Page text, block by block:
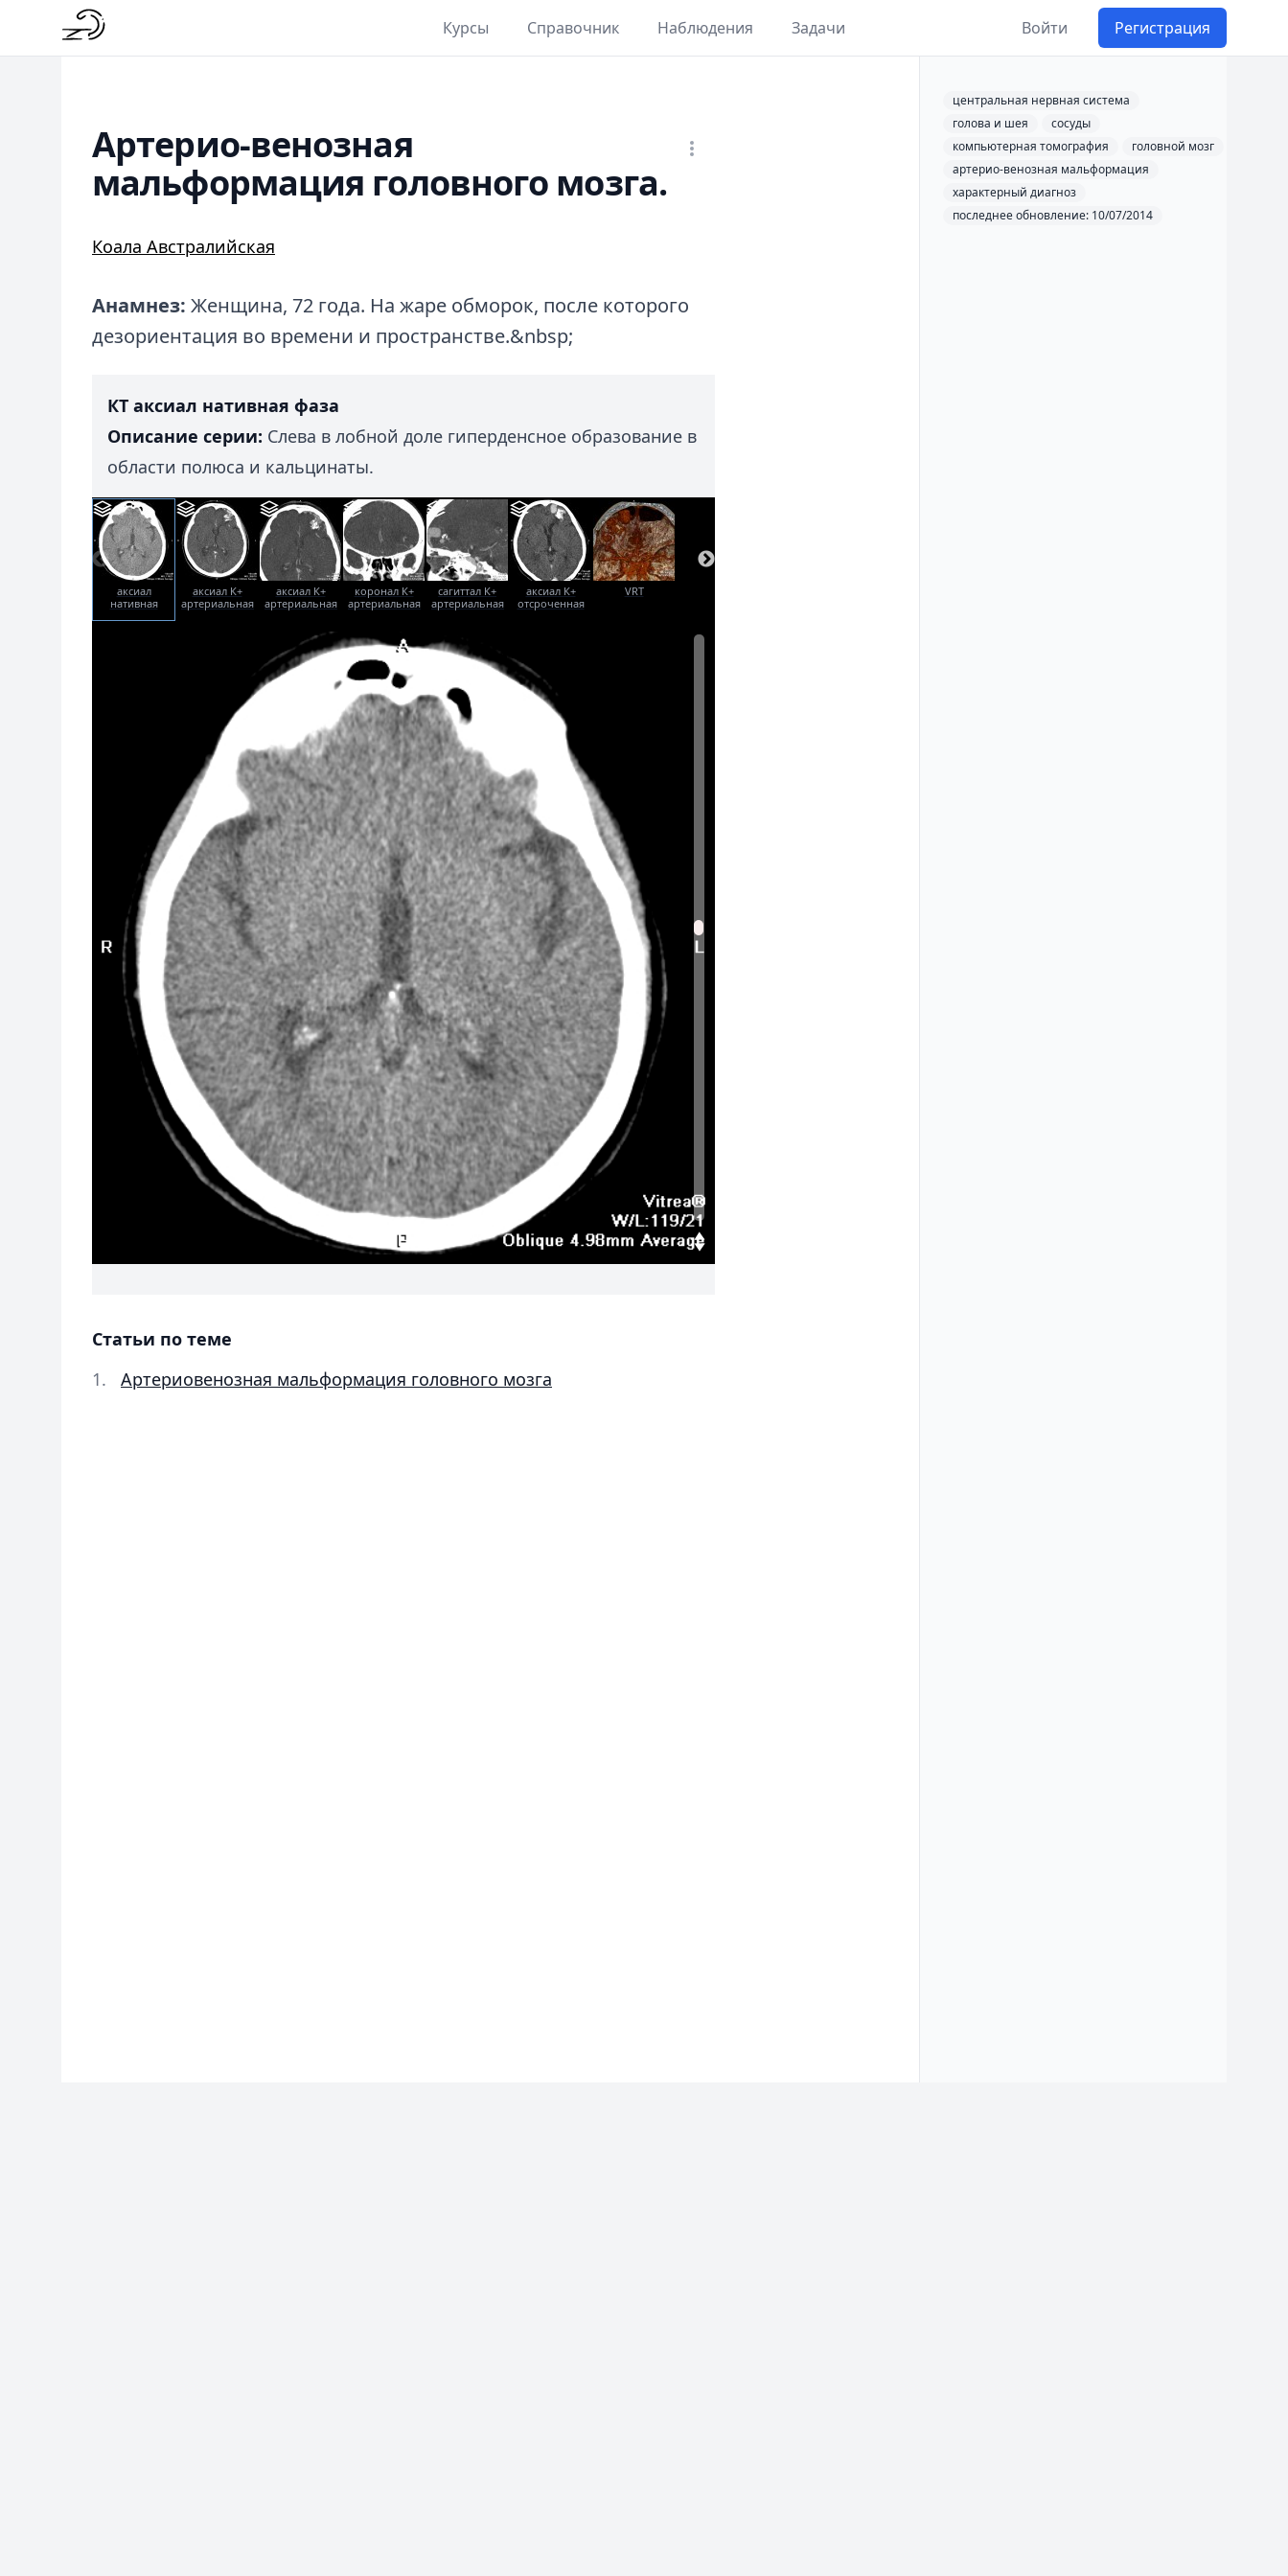
Курсы Справочник Наблюдения Задачи Войти Регистрация
Артерио-венозная
мальформация головного мозга.
Коала Австралийская
Анамнез: Женщина, 72 года. На жаре обморок, после которого
дезориентация во времени и пространстве.&nbsp;
КТ аксиал нативная фаза
Описание серии: Слева в лобной доле гиперденсное образование в
области полюса и кальцинаты.
аксиал
нативная
аксиал К+
артериальная
аксиал К+
артериальная
коронал К+
артериальная
сагиттал К+
артериальная
аксиал К+
отсроченная
VRT
Статьи по теме
Артериовенозная мальформация головного мозга
центральная нервная система
голова и шея
сосуды
компьютерная томография
головной мозг
артерио-венозная мальформация
характерный диагноз
последнее обновление: 10/07/2014